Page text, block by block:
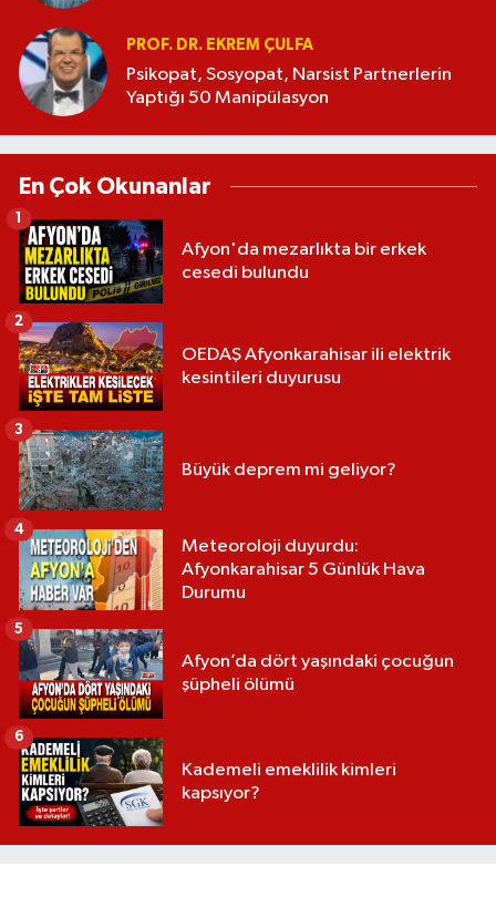
PROF. DR. EKREM ÇULFA
Psikopat, Sosyopat, Narsist Partnerlerin
Yaptığı 50 Manipülasyon
En Çok Okunanlar
Afyon'da mezarlıkta bir erkek
cesedi bulundu
1
OEDAŞ Afyonkarahisar ili elektrik
kesintileri duyurusu
2
Büyük deprem mi geliyor?
3
Meteoroloji duyurdu:
Afyonkarahisar 5 Günlük Hava
Durumu
4
Afyon’da dört yaşındaki çocuğun
şüpheli ölümü
5
Kademeli emeklilik kimleri
kapsıyor?
6